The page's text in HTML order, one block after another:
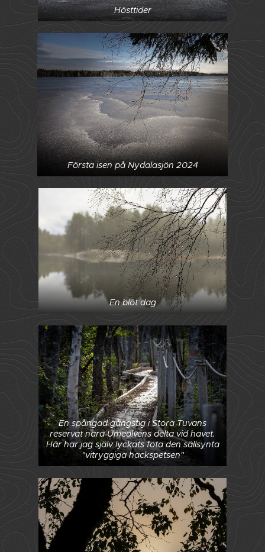
Hösttider
Första isen på Nydalasjön 2024
En blöt dag
En spångad gångstig i Stora Tuvans
reservat nära Umeälvens delta vid havet.
Här har jag själv lyckats fota den sällsynta
"vitryggiga hackspetsen"